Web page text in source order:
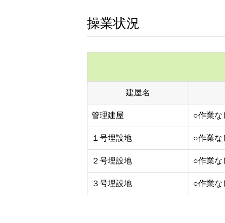
操業状況
建屋名
管理建屋 ○作業な
１号埋設地 ○作業な
２号埋設地 ○作業な
３号埋設地 ○作業な